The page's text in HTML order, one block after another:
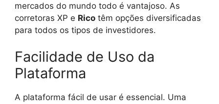
mercados do mundo todo é vantajoso. As
corretoras XP e Rico têm opções diversificadas
para todos os tipos de investidores.
Facilidade de Uso da
Plataforma
A plataforma fácil de usar é essencial. Uma